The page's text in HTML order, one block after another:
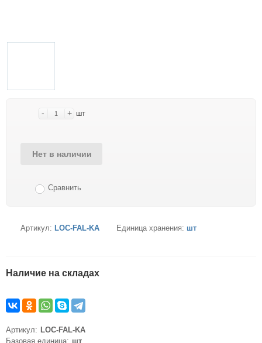
- + шт
Нет в наличии
Сравнить
Артикул: LOC-FAL-KA Единица хранения: шт
Наличие на складах
Артикул: LOC-FAL-KA
Базовая единица: шт